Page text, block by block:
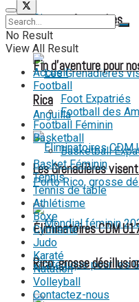
encore nécessaires
Les Grenadières
Fin d’aventure pour
Rica
Éliminatoires CDM
Rico, grosse
No Result
View All Result
Accueil
Football
Foot Expatriés
Football des
Football Féminin
Basketball
Basketball
Basket Féminin
Tennis
Tennis de table
Athlétisme
Boxe
Cyclisme
Judo
Karaté
Natation
Volleyball
Contactez-nous